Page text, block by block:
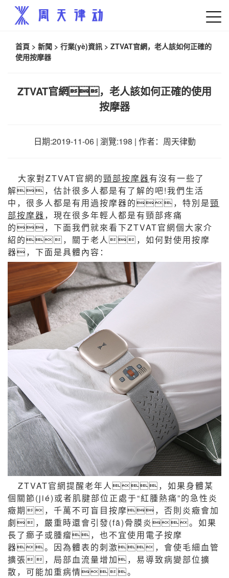
首頁 > 新聞 > 行業(yè)資訊 > ZTVAT官網，老人該如何正確的
使用按摩器
ZTVAT官網，老人該如何正確的使用
按摩器
日期:2019-11-06 | 瀏覽:198 | 作者：周天律動
大家對ZTVAT官網的頸部按摩器有沒有一些了
解，估計很多人都是有了解的吧!我們生活
中，很多人都是有用過按摩器的，特別是頸
部按摩器，現在很多年輕人都是有頸部疼痛
的，下面我們就來看下ZTVAT官網個大家介
紹的，關于老人，如何對使用按摩
器，下面是具體內容：
ZTVAT官網提醒老年人，如果身體某
個關節(jié)或者肌腱部位正處于“紅腫熱痛”的急性炎
癥期，千萬不可盲目按摩，否則炎癥會加
劇，嚴重時還會引發(fā)骨膜炎。如果
長了癤子或腫瘤，也不宜使用電子按摩
器。因為體表的刺激，會使毛細血管
擴張，局部血流量增加，易導致病變部位擴
散，可能加重病情。